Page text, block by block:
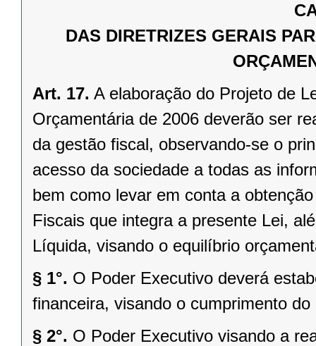
DAS DIRETRIZES GERAIS
Art. 17. A elaboração do Projeto de
Orçamentária de 2006 deverão ser
da gestão fiscal, observando-se o
acesso da sociedade a todas as
bem como levar em conta a
Fiscais que integra a presente Lei,
Líquida, visando o equilíbrio
§ 1°. O Poder Executivo deverá
financeira, visando o cumprimento
§ 2°. O Poder Executivo visando a